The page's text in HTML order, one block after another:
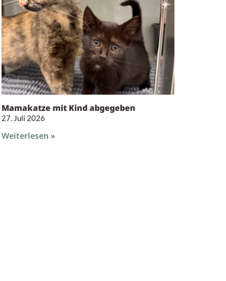
Mamakatze mit Kind abgegeben
27. Juli 2026
Weiterlesen »